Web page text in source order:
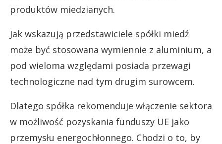
produktów miedzianych.
Jak wskazują przedstawiciele spółki miedź
może być stosowana wymiennie z aluminium, a
pod wieloma względami posiada przewagi
technologiczne nad tym drugim surowcem.
Dlatego spółka rekomenduje włączenie sektora
w możliwość pozyskania funduszy UE jako
przemysłu energochłonnego. Chodzi o to, by